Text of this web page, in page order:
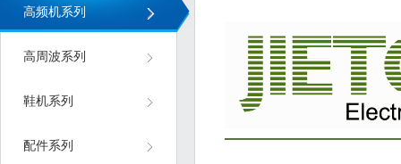
高频机系列
高周波系列
鞋机系列
配件系列